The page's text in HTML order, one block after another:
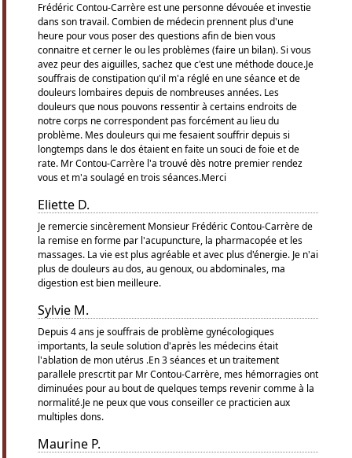
Frédéric Contou-Carrère est une personne dévouée et investie
dans son travail. Combien de médecin prennent plus d'une
heure pour vous poser des questions afin de bien vous
connaitre et cerner le ou les problèmes (faire un bilan). Si vous
avez peur des aiguilles, sachez que c'est une méthode douce.Je
souffrais de constipation qu'il m'a réglé en une séance et de
douleurs lombaires depuis de nombreuses années. Les
douleurs que nous pouvons ressentir à certains endroits de
notre corps ne correspondent pas forcément au lieu du
problème. Mes douleurs qui me fesaient souffrir depuis si
longtemps dans le dos étaient en faite un souci de foie et de
rate. Mr Contou-Carrère l'a trouvé dès notre premier rendez
vous et m'a soulagé en trois séances.Merci
Eliette D.
Je remercie sincèrement Monsieur Frédéric Contou-Carrère de
la remise en forme par l'acupuncture, la pharmacopée et les
massages. La vie est plus agréable et avec plus d'énergie. Je n'ai
plus de douleurs au dos, au genoux, ou abdominales, ma
digestion est bien meilleure.
Sylvie M.
Depuis 4 ans je souffrais de problème gynécologiques
importants, la seule solution d'après les médecins était
l'ablation de mon utérus .En 3 séances et un traitement
parallele prescrtit par Mr Contou-Carrère, mes hémorragies ont
diminuées pour au bout de quelques temps revenir comme à la
normalité.Je ne peux que vous conseiller ce practicien aux
multiples dons.
Maurine P.